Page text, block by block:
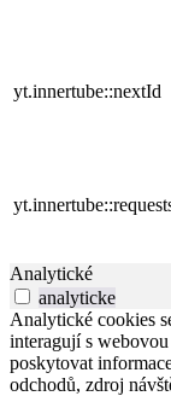
yt.innertube::nextId
Analytické
analyticke
Analytické cookies
interagují s
poskytovat
odchodů, zdroj